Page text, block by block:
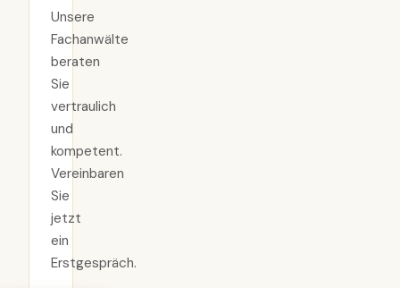
Unsere
Fachanwälte
beraten
Sie
vertraulich
und
kompetent.
Vereinbaren
Sie
jetzt
ein
Erstgespräch.